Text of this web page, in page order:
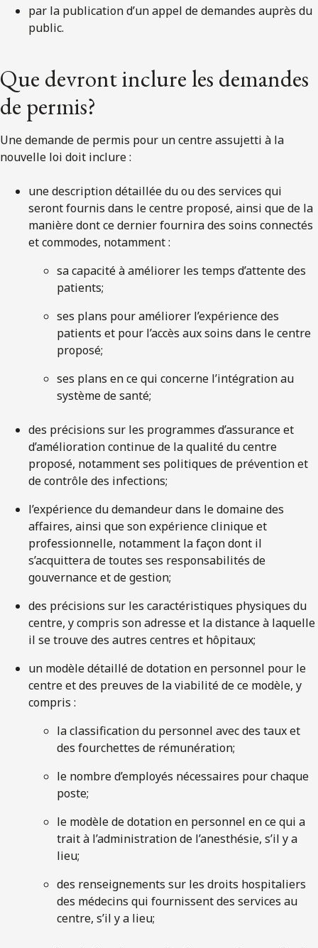
par la publication d’un appel de demandes auprès du
public.
Que devront inclure les demandes
de permis?
Une demande de permis pour un centre assujetti à la
nouvelle loi doit inclure :
une description détaillée du ou des services qui
seront fournis dans le centre proposé, ainsi que de la
manière dont ce dernier fournira des soins connectés
et commodes, notamment :
sa capacité à améliorer les temps d’attente des
patients;
ses plans pour améliorer l’expérience des
patients et pour l’accès aux soins dans le centre
proposé;
ses plans en ce qui concerne l’intégration au
système de santé;
des précisions sur les programmes d’assurance et
d’amélioration continue de la qualité du centre
proposé, notamment ses politiques de prévention et
de contrôle des infections;
l’expérience du demandeur dans le domaine des
affaires, ainsi que son expérience clinique et
professionnelle, notamment la façon dont il
s’acquittera de toutes ses responsabilités de
gouvernance et de gestion;
des précisions sur les caractéristiques physiques du
centre, y compris son adresse et la distance à laquelle
il se trouve des autres centres et hôpitaux;
un modèle détaillé de dotation en personnel pour le
centre et des preuves de la viabilité de ce modèle, y
compris :
la classification du personnel avec des taux et
des fourchettes de rémunération;
le nombre d’employés nécessaires pour chaque
poste;
le modèle de dotation en personnel en ce qui a
trait à l’administration de l’anesthésie, s’il y a
lieu;
des renseignements sur les droits hospitaliers
des médecins qui fournissent des services au
centre, s’il y a lieu;